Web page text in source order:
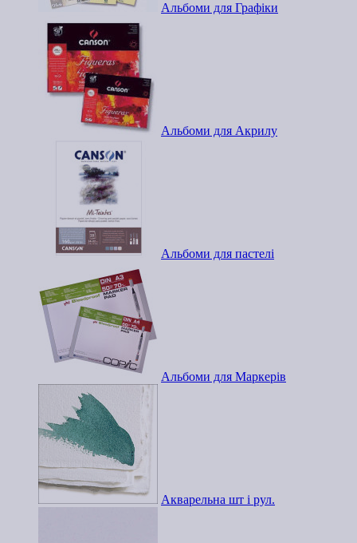
Альбоми для Графіки
Альбоми для Акрилу
Альбоми для пастелі
Альбоми для Маркерів
Акварельна шт і рул.